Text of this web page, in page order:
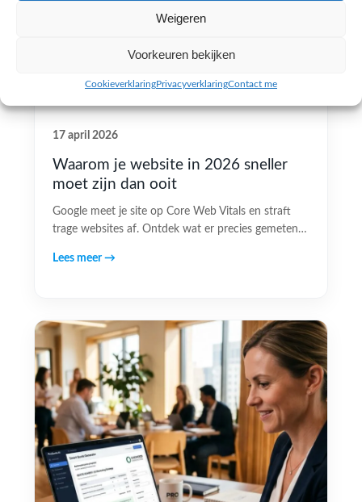
Weigeren
Voorkeuren bekijken
CookieverklaringPrivacyverklaringContact me
17 april 2026
Waarom je website in 2026 sneller
moet zijn dan ooit
Google meet je site op Core Web Vitals en straft
trage websites af. Ontdek wat er precies gemeten…
Lees meer →